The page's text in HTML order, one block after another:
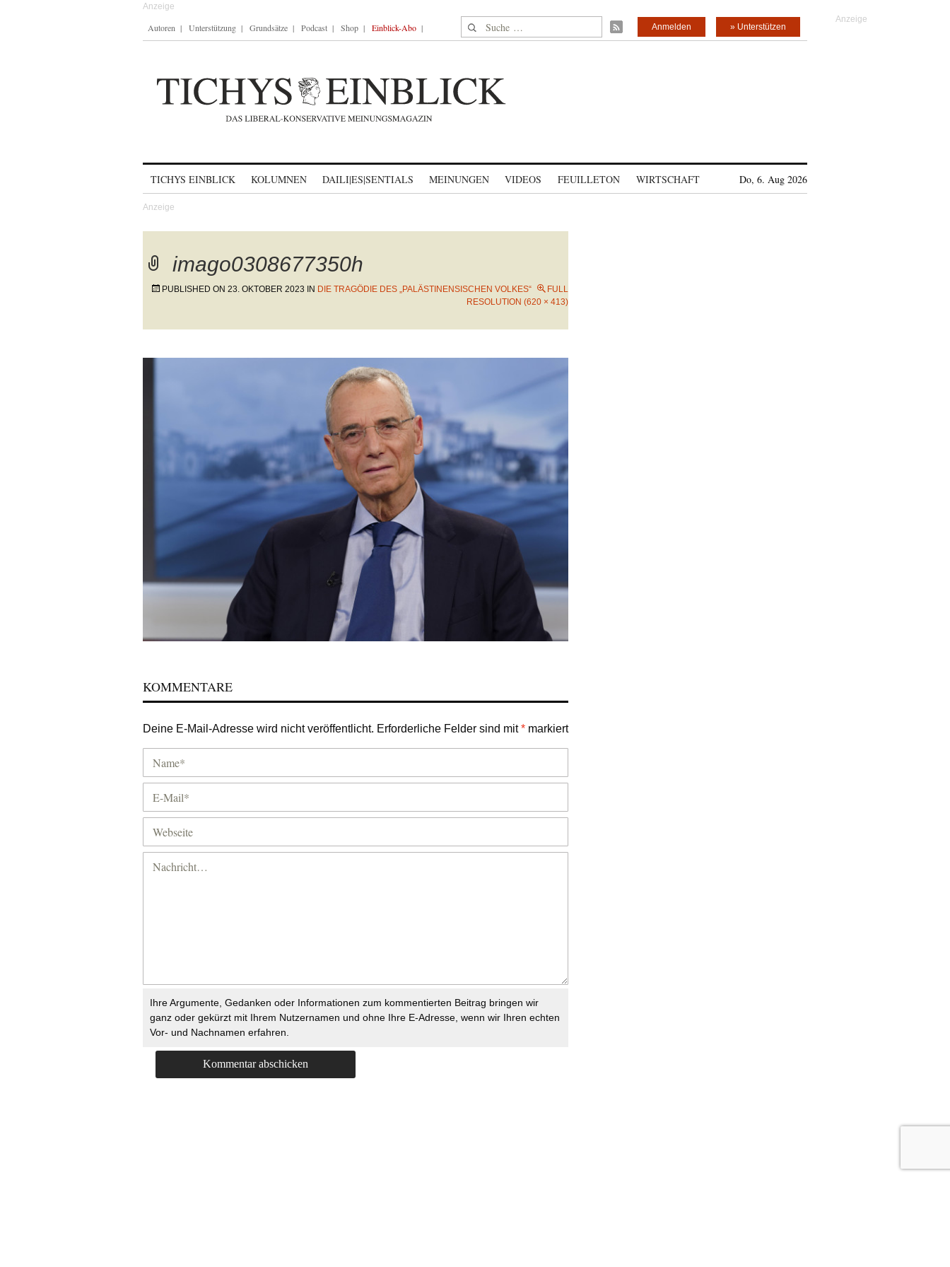
Autoren Unterstützung Grundsätze Podcast Shop Einblick-Abo Suche nach: » Unterstützen
Anmelden
TICHYS EINBLICK KOLUMNEN DAILI|ES|SENTIALS MEINUNGEN VIDEOS FEUILLETON WIRTSCHAFT Do, 6. Aug 2026
imago0308677350h
PUBLISHED ON 23. OKTOBER 2023 IN DIE TRAGÖDIE DES „PALÄSTINENSISCHEN VOLKES“
FULL
RESOLUTION (620 × 413)
KOMMENTARE
Deine E-Mail-Adresse wird nicht veröffentlicht. Erforderliche Felder sind mit* markiert
Ihre Argumente, Gedanken oder Informationen zum kommentierten Beitrag bringen wir
ganz oder gekürzt mit Ihrem Nutzernamen und ohne Ihre E-Adresse, wenn wir Ihren echten
Vor- und Nachnamen erfahren.